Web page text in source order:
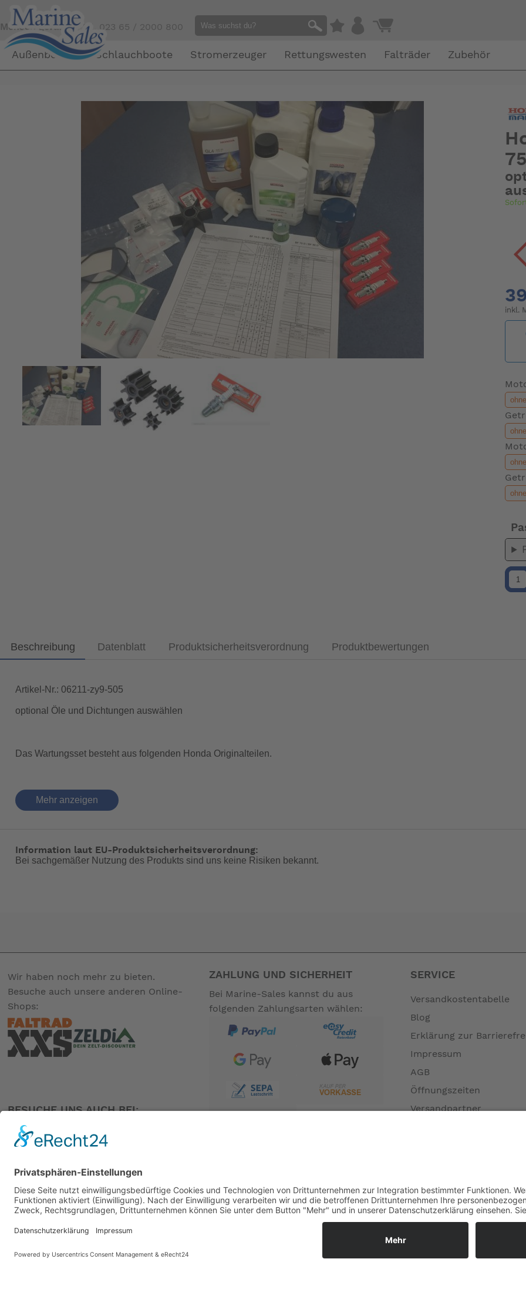
Mensch gefällig?Tel. 023 65 / 2000 800
Außenborder Schlauchboote Stromerzeuger Rettungswesten Falträder Zubehör
inkl.
Beschreibung Datenblatt Produktsicherheitsverordnung Produktbewertungen
Artikel-Nr.: 06211-zy9-505
optional Öle und Dichtungen auswählen
Das Wartungsset besteht aus folgenden Honda Originalteilen.
1 Honda Ölfilter
2 Honda Kraftstofffilter
1 Propellersplint
1 Impellerset
Die Motoröle & Dichtungen müssen separat ausgwählt werden, da diese nicht in dem Set mitgeliefert werden.
Für die 1 Liter Getriebeölflasche wird eine Getriebeölpumpe benötigt, um dieses einzufüllen.
Mehr anzeigen
Information laut EU-Produktsicherheitsverordnung:
Bei sachgemäßer Nutzung des Produkts sind uns keine Risiken bekannt.
Wir haben noch mehr zu bieten.
Besuche auch unsere anderen Online-
Shops:
BESUCHE UNS AUCH BEI:
PARTNER
ZAHLUNG UND SICHERHEIT
Bei Marine-Sales kannst du aus
folgenden Zahlungsarten wählen:
SERVICE
Versandkostentabelle
Blog
Erklärung zur
Impressum
AGB
Öffnungszeiten
Versandpartner
Widerrufsrecht MS
Widerrufsrecht bei
Widerrufsrecht bei